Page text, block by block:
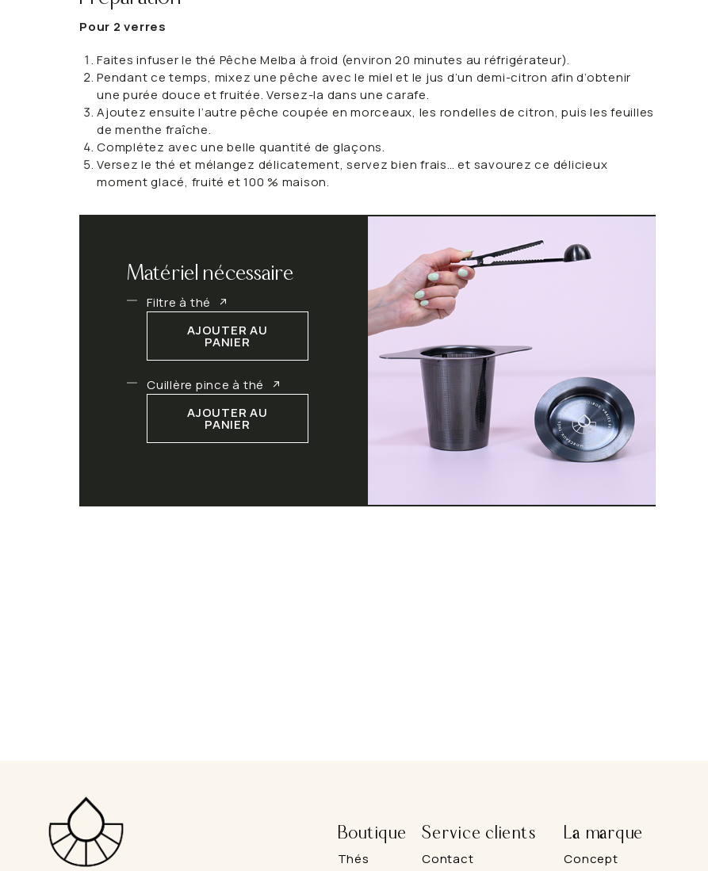
Pour 2 verres
Faites infuser le thé Pêche Melba à froid (environ 20 minutes au réfrigérateur).
Pendant ce temps, mixez une pêche avec le miel et le jus d’un demi-citron afin d’obtenir
une purée douce et fruitée. Versez-la dans une carafe.
Ajoutez ensuite l’autre pêche coupée en morceaux, les rondelles de citron, puis les feuilles
de menthe fraîche.
Complétez avec une belle quantité de glaçons.
Versez le thé et mélangez délicatement, servez bien frais… et savourez ce délicieux
moment glacé, fruité et 100 % maison.
Matériel nécessaire
Filtre à thé
AJOUTER AU
PANIER
Cuillère pince à thé
AJOUTER AU
PANIER
Boutique
Thés
Service clients
Contact
La marque
Concept